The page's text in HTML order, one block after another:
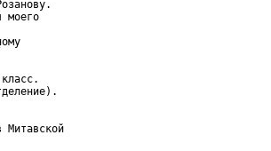
моего
Митавской